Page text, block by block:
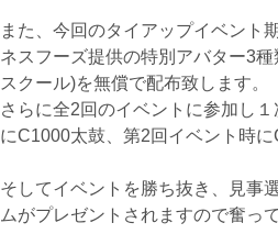
また、今回のタイアップイベント
ネスフーズ提供の特別アバター3
スクール)を無償で配布致します。
さらに全2回のイベントに参加し
にC1000太鼓、第2回イベント時
そしてイベントを勝ち抜き、見事
ムがプレゼントされますので奮っ